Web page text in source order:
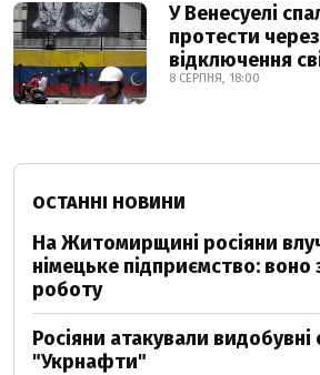
У Венесуелі
протести
відключення
8 СЕРПНЯ, 18:00
ОСТАННІ НОВИНИ
На Житомирщині росіяни
німецьке підприємство: воно
роботу
Росіяни атакували видобувні
"Укрнафти"